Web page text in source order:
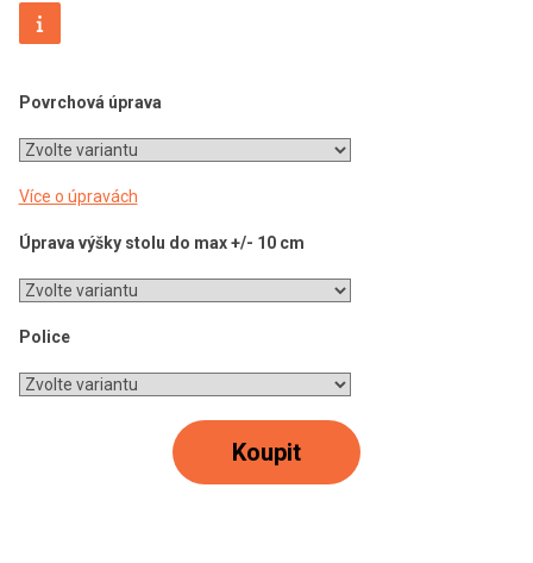
Povrchová úprava
Více o úpravách
Úprava výšky stolu do max +/- 10 cm
Police
Koupit